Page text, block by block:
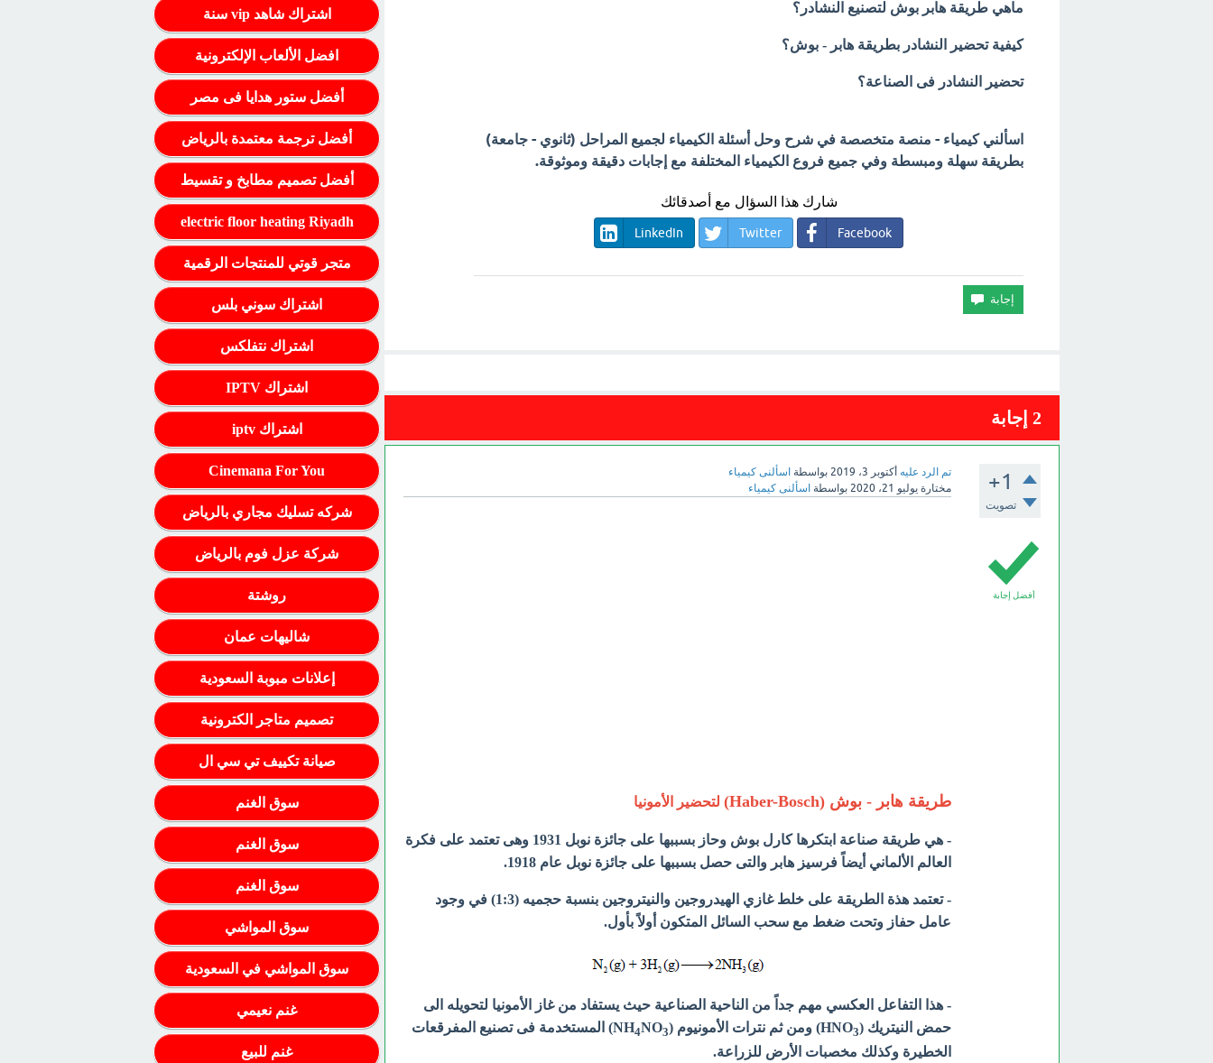
ماهي طريقة هابر بوش لتصنيع النشادر؟
كيفية تحضير النشادر بطريقة هابر - بوش؟
تحضير النشادر فى الصناعة؟
اسألني كيمياء - منصة متخصصة في شرح وحل أسئلة الكيمياء لجميع المراحل (ثانوي - جامعة)
بطريقة سهلة ومبسطة وفي جميع فروع الكيمياء المختلفة مع إجابات دقيقة وموثوقة.
شارك هذا السؤال مع أصدقائك
Facebook
Twitter
LinkedIn
2 إجابة
+1
تصويت
تم الرد عليه أكتوبر 3، 2019 بواسطة اسألنى كيمياء
مختارة يوليو 21، 2020 بواسطة اسألنى كيمياء
أفضل إجابة
طريقة هابر - بوش (Haber-Bosch) لتحضير الأمونيا
- هي طريقة صناعة ابتكرها كارل بوش وحاز بسببها على جائزة نوبل 1931 وهى تعتمد على فكرة
العالم الألماني أيضاً فرسيز هابر والتى حصل بسببها على جائزة نوبل عام 1918.
- تعتمد هذة الطريقة على خلط غازي الهيدروجين والنيتروجين بنسبة حجميه (1:3) في وجود
عامل حفاز وتحت ضغط مع سحب السائل المتكون أولاً بأول.
- ھذا التفاعل العكسي مھم جداً من الناحیة الصناعیة حیث یستفاد من غاز الأمونیا لتحویله الى
حمض النیتریك (HNO3 ) ومن ثم نترات الأمونيوم (NH 4NO3
) المستخدمة فى تصنیع المفرقعات
الخطیرة وكذلك مخصبات الأرض للزراعة.
اشتراك شاهد vip سنة
افضل الألعاب الإلكترونية
أفضل ستور هدايا فى مصر
أفضل ترجمة معتمدة بالرياض
أفضل تصميم مطابخ و تقسيط
electric floor heating Riyadh
متجر قوتي للمنتجات الرقمية
اشتراك سوني بلس
اشتراك نتفلكس
اشتراك IPTV
اشتراك iptv
Cinemana For You
شركه تسليك مجاري بالرياض
شركة عزل فوم بالرياض
روشتة
شاليهات عمان
إعلانات مبوبة السعودية
تصميم متاجر الكترونية
صيانة تكييف تي سي ال
سوق الغنم
سوق الغنم
سوق الغنم
سوق المواشي
سوق المواشي في السعودية
غنم نعيمي
غنم للبيع